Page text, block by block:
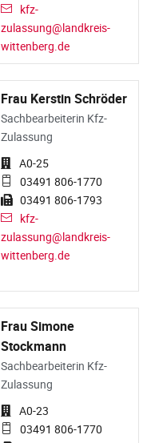
kfz-
zulassung@landkreis-
wittenberg.de
Frau Kerstin Schröder
Sachbearbeiterin Kfz-
Zulassung
A0-25
03491 806-1770
03491 806-1793
kfz-
zulassung@landkreis-
wittenberg.de
Frau Simone
Stockmann
Sachbearbeiterin Kfz-
Zulassung
A0-23
03491 806-1770